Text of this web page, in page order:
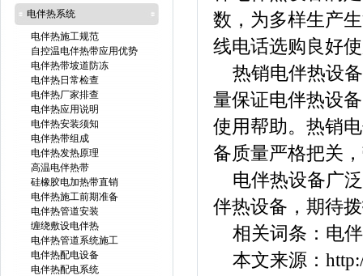
数，为多样生产
线电话选购良好
热销电伴热设
量保证电伴热设
使用帮助。热销
备质量严格把关
电伴热设备广
伴热设备，期待
相关词条： 电
本文来源：
电伴热系统
电伴热施工规范
自控温电伴热带应用优势
电伴热带坡道防冻
电伴热日常检查
电伴热厂家排查
电伴热应用说明
电伴热安装须知
电伴热带组成
电伴热发热原理
高温电伴热带
硅橡胶电加热带直销
电伴热施工前期准备
电伴热管道安装
缠绕敷设电伴热
电伴热管道系统施工
电伴热配电设备
电伴热配电系统